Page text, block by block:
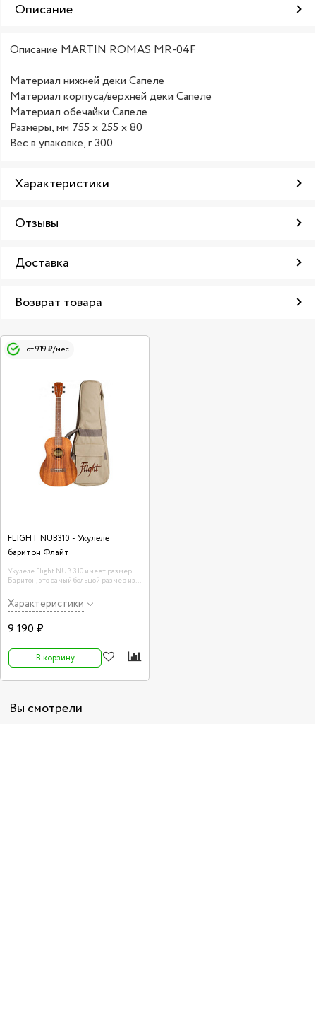
Описание
Описание MARTIN ROMAS MR-04F
Материал нижней деки Сапеле
Материал корпуса/верхней деки Сапеле
Материал обечайки Сапеле
Размеры, мм 755 x 255 x 80
Вес в упаковке, г 300
Характеристики
Отзывы
Доставка
Возврат товара
от 919 ₽/мес
FLIGHT NUB310 - Укулеле
баритон Флайт
Укулеле Flight NUB 310 имеет размер
Баритон, это самый большой размер из
Характеристики
9 190 ₽
В корзину
Вы смотрели